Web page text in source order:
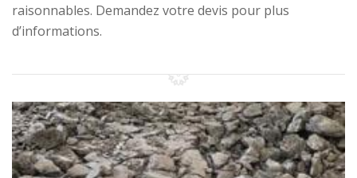
raisonnables. Demandez votre devis pour plus
d’informations.